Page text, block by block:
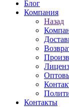
Блог
Компания
Назад
Контакты